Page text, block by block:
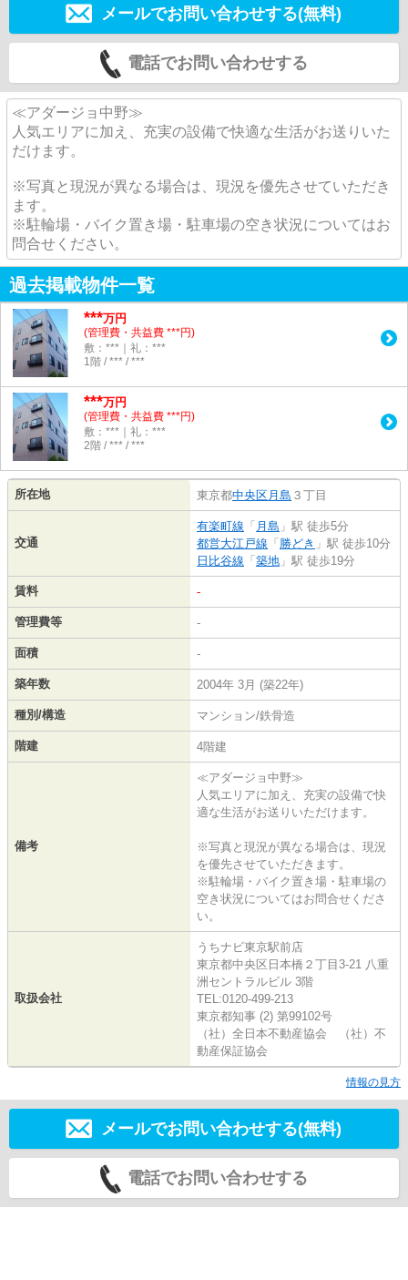
メールでお問い合わせする(無料)
電話でお問い合わせする
≪アダージョ中野≫
人気エリアに加え、充実の設備で快適な生活がお送りいた
だけます。
※写真と現況が異なる場合は、現況を優先させていただき
ます。
※駐輪場・バイク置き場・駐車場の空き状況についてはお
問合せください。
過去掲載物件一覧
***万円
(管理費・共益費 ***円)
敷：***｜礼：***
1階 / *** / ***
***万円
(管理費・共益費 ***円)
敷：***｜礼：***
2階 / *** / ***
所在地 東京都中央区月島 ３丁目
交通
有楽町線 「 月島 」駅 徒歩5分
都営大江戸線 「 勝どき 」駅 徒歩10分
日比谷線 「 築地 」駅 徒歩19分
賃料 -
管理費等 -
面積 -
築年数 2004年 3月 (築22年)
種別/構造 マンション/鉄骨造
階建 4階建
備考
≪アダージョ中野≫
人気エリアに加え、充実の設備で快
適な生活がお送りいただけます。
※写真と現況が異なる場合は、現況
を優先させていただきます。
※駐輪場・バイク置き場・駐車場の
空き状況についてはお問合せくださ
い。
取扱会社
うちナビ東京駅前店
東京都中央区日本橋２丁目3-21 八重
洲セントラルビル 3階
TEL:0120-499-213
東京都知事 (2) 第99102号
（社）全日本不動産協会 （社）不
動産保証協会
情報の見方
メールでお問い合わせする(無料)
電話でお問い合わせする